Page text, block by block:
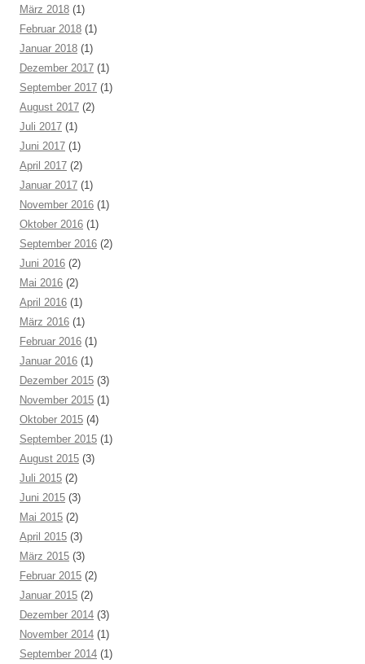
März 2018 (1)
Februar 2018 (1)
Januar 2018 (1)
Dezember 2017 (1)
September 2017 (1)
August 2017 (2)
Juli 2017 (1)
Juni 2017 (1)
April 2017 (2)
Januar 2017 (1)
November 2016 (1)
Oktober 2016 (1)
September 2016 (2)
Juni 2016 (2)
Mai 2016 (2)
April 2016 (1)
März 2016 (1)
Februar 2016 (1)
Januar 2016 (1)
Dezember 2015 (3)
November 2015 (1)
Oktober 2015 (4)
September 2015 (1)
August 2015 (3)
Juli 2015 (2)
Juni 2015 (3)
Mai 2015 (2)
April 2015 (3)
März 2015 (3)
Februar 2015 (2)
Januar 2015 (2)
Dezember 2014 (3)
November 2014 (1)
September 2014 (1)